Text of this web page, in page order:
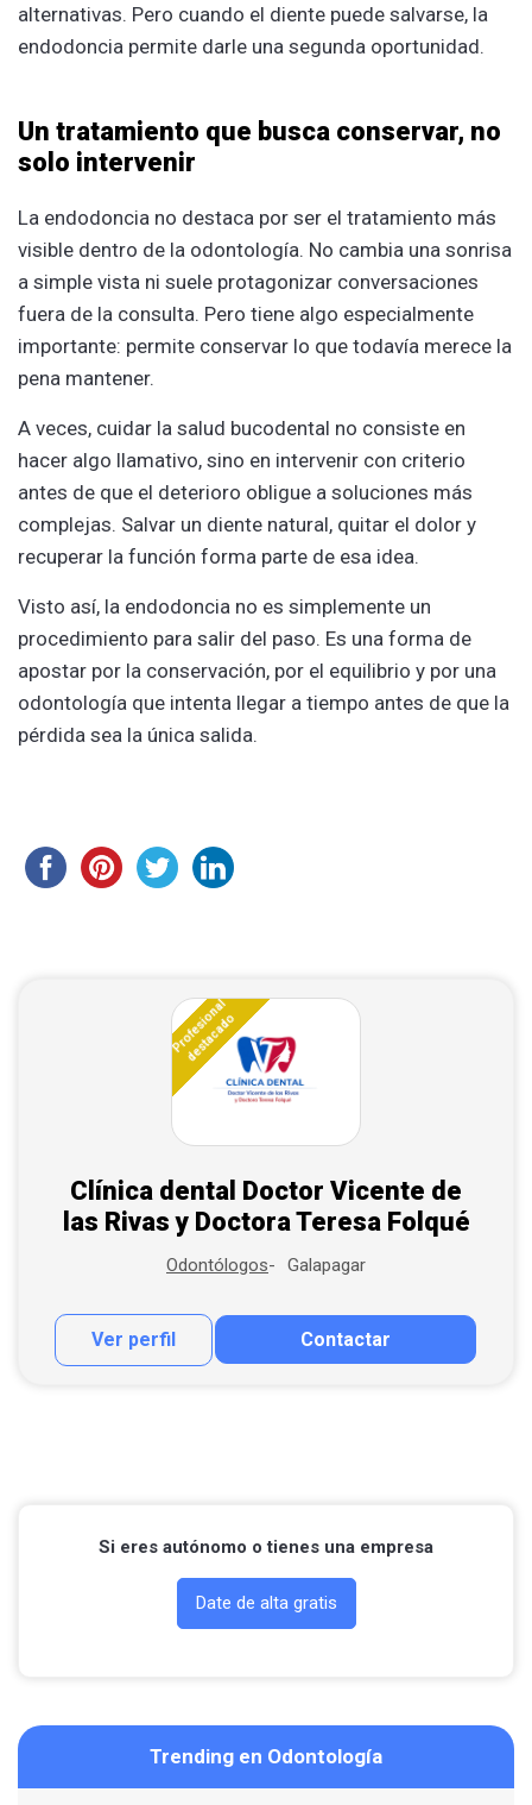
alternativas. Pero cuando el diente puede salvarse, la
endodoncia permite darle una segunda oportunidad.
Un tratamiento que busca conservar, no
solo intervenir
La endodoncia no destaca por ser el tratamiento más
visible dentro de la odontología. No cambia una sonrisa
a simple vista ni suele protagonizar conversaciones
fuera de la consulta. Pero tiene algo especialmente
importante: permite conservar lo que todavía merece la
pena mantener.
A veces, cuidar la salud bucodental no consiste en
hacer algo llamativo, sino en intervenir con criterio
antes de que el deterioro obligue a soluciones más
complejas. Salvar un diente natural, quitar el dolor y
recuperar la función forma parte de esa idea.
Visto así, la endodoncia no es simplemente un
procedimiento para salir del paso. Es una forma de
apostar por la conservación, por el equilibrio y por una
odontología que intenta llegar a tiempo antes de que la
pérdida sea la única salida.
Profesional
destacado
Clínica dental Doctor Vicente de
las Rivas y Doctora Teresa Folqué
Odontólogos Galapagar
Ver perfil Contactar
Contactar por correo
Si eres autónomo o tienes una empresa
Date de alta gratis
Trending en Odontología